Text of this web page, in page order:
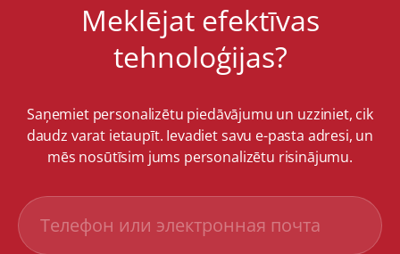
Meklējat efektīvas
tehnoloģijas?
Saņemiet personalizētu piedāvājumu un uzziniet, cik
daudz varat ietaupīt. Ievadiet savu e-pasta adresi, un
mēs nosūtīsim jums personalizētu risinājumu.